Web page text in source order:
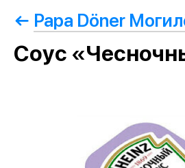
Papa Döner
Соус